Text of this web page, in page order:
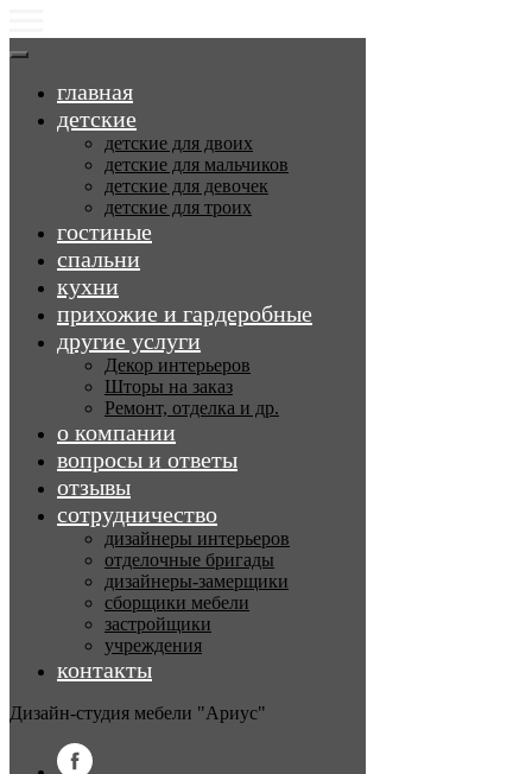
главная
детские
детские для двоих
детские для мальчиков
детские для девочек
детские для троих
гостиные
спальни
кухни
прихожие и гардеробные
другие услуги
Декор интерьеров
Шторы на заказ
Ремонт, отделка и др.
о компании
вопросы и ответы
отзывы
сотрудничество
дизайнеры интерьеров
отделочные бригады
дизайнеры-замерщики
сборщики мебели
застройщики
учреждения
контакты
Дизайн-студия мебели "Ариус"